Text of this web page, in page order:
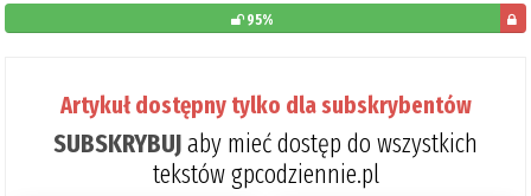
95%
Artykuł dostępny tylko dla subskrybentów
SUBSKRYBUJaby mieć dostęp do wszystkich
tekstów gpcodziennie.pl